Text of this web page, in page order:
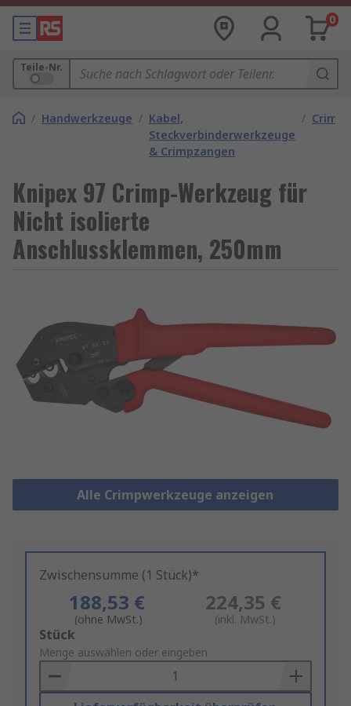
0
Teile-Nr.
/ Handwerkzeuge / Kabel,
Steckverbinderwerkzeuge
& Crimpzangen
/
Knipex 97 Crimp-Werkzeug für
Nicht isolierte
Anschlussklemmen, 250mm
Alle Crimpwerkzeuge anzeigen
Zwischensumme (1 Stück)*
188,53 €
(ohne MwSt.)
224,35 €
(inkl. MwSt.)
Add
to
Basket
Stück
Menge auswählen oder eingeben